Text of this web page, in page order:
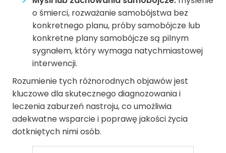
o śmierci, rozważanie samobójstwa bez
konkretnego planu, próby samobójcze lub
konkretne plany samobójcze są pilnym
sygnałem, który wymaga natychmiastowej
interwencji.
Rozumienie tych różnorodnych objawów jest
kluczowe dla skutecznego diagnozowania i
leczenia zaburzeń nastroju, co umożliwia
adekwatne wsparcie i poprawę jakości życia
dotkniętych nimi osób.